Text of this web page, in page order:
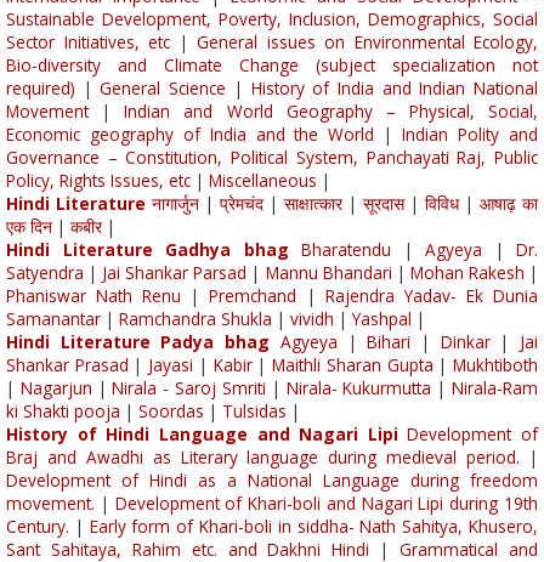
Sustainable Development, Poverty, Inclusion, Demographics, Social
Sector Initiatives, etc | General issues on Environmental Ecology,
Bio-diversity and Climate Change (subject specialization not
required) |General Science | History of India and Indian National
Movement|Indian and World Geography – Physical, Social,
Economic geography of India and the World |Indian Polity and
Governance – Constitution, Political System, Panchayati Raj, Public
Policy, Rights Issues, etc | Miscellaneous |
Hindi Literature नागार्जुन | प्रेमचंद | साक्षात्कार| सूरदास| विविध| आषाढ़ का
एक दिन | कबीर|
Hindi Literature Gadhya bhag Bharatendu | Agyeya | Dr.
Satyendra | Jai Shankar Parsad | Mannu Bhandari | Mohan Rakesh |
Phaniswar Nath Renu |Premchand | Rajendra Yadav- Ek Dunia
Samanantar | Ramchandra Shukla | vividh |Yashpal |
Hindi Literature Padya bhag Agyeya |Bihari | Dinkar| Jai
Shankar Prasad | Jayasi | Kabir|Maithli Sharan Gupta |Mukhtiboth
| Nagarjun |Nirala - Saroj Smriti | Nirala- Kukurmutta |Nirala-Ram
ki Shakti pooja | Soordas | Tulsidas |
History of Hindi Language and Nagari Lipi Development of
Braj and Awadhi as Literary language during medieval period. |
Development of Hindi as a National Language during freedom
movement. | Development of Khari-boli and Nagari Lipi during 19th
Century. | Early form of Khari-boli in siddha- Nath Sahitya, Khusero,
Sant Sahitaya, Rahim etc. and Dakhni Hindi |Grammatical and